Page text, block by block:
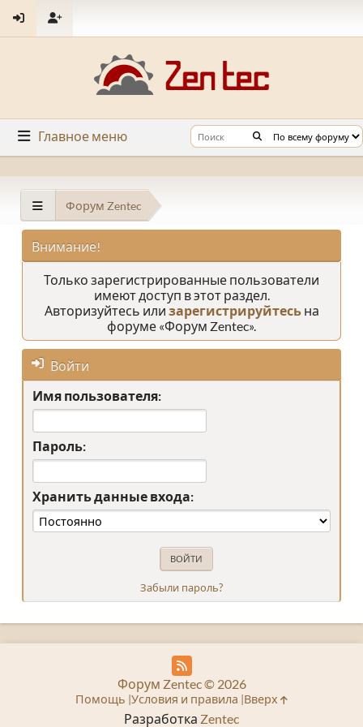
Главное меню
Форум Zentec
Внимание!
Только зарегистрированные пользователи
имеют доступ в этот раздел.
Авторизуйтесь или зарегистрируйтесьна
форуме «Форум Zentec».
Войти
Имя пользователя:
Пароль:
Хранить данные входа:
Забыли пароль?
Разработка Zentec
Форум Zentec © 2026
Помощь Условия и правила Вверх